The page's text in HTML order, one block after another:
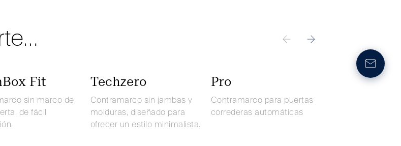
Fit
sin marco de
de fácil
Techzero
Contramarco sin jambas y
molduras, diseñado para
ofrecer un estilo minimalista.
Pro
Contramarco para puertas
correderas automáticas
Orbitale